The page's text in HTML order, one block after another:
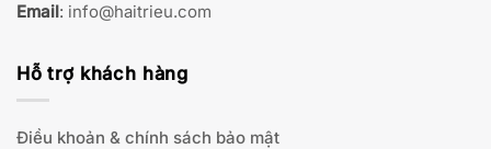
Email: info@haitrieu.com
Hỗ trợ khách hàng
Điều khoản & chính sách bảo mật